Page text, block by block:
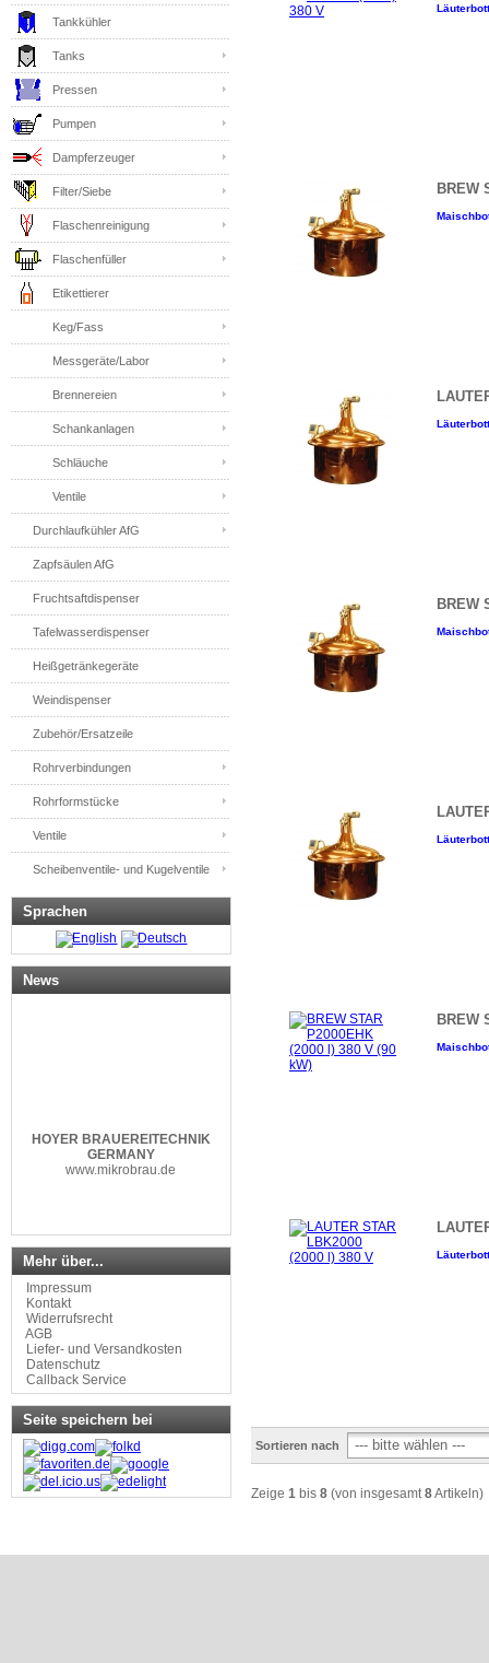
BREW
BREW
BREW
Sortieren nach
Zeige 1 bis 8 (von insgesamt 8Artikeln)
Tankkühler
Tanks
Pressen
Pumpen
Dampferzeuger
Filter/Siebe
Flaschenreinigung
Flaschenfüller
Etikettierer
Keg/Fass
Messgeräte/Labor
Brennereien
Schankanlagen
Schläuche
Ventile
Durchlaufkühler AfG
Zapfsäulen AfG
Fruchtsaftdispenser
Tafelwasserdispenser
Heißgetränkegeräte
Weindispenser
Zubehör/Ersatzeile
Rohrverbindungen
Rohrformstücke
Ventile
Scheibenventile- und Kugelventile
Sprachen
News
HOYER BRAUEREITECHNIK
GERMANY
www.mikrobrau.de
Mehr über...
Impressum
Kontakt
Widerrufsrecht
AGB
Liefer- und Versandkosten
Datenschutz
Callback Service
Seite speichern bei